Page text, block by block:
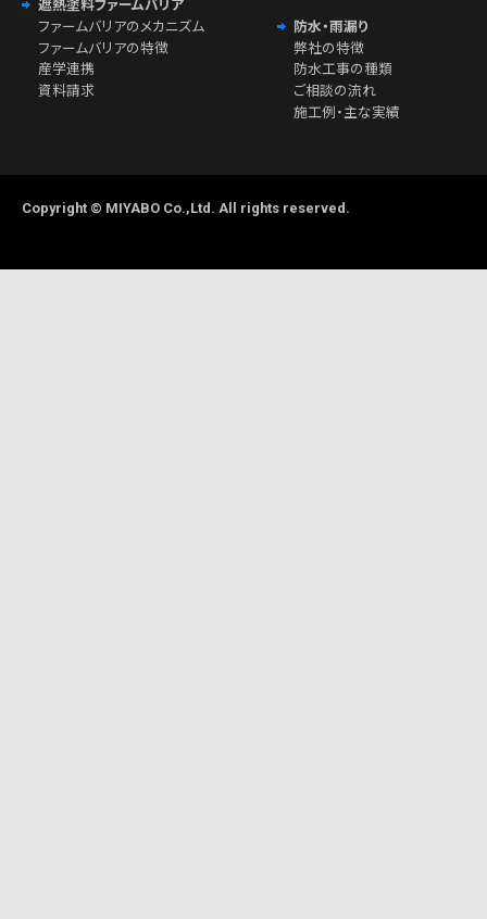
遮熱塗料ファームバリア
ファームバリアのメカニズム
ファームバリアの特徴
産学連携
資料請求
防水・雨漏り
弊社の特徴
防水工事の種類
ご相談の流れ
施工例・主な実績
Copyright © MIYABO Co.,Ltd. All rights reserved.